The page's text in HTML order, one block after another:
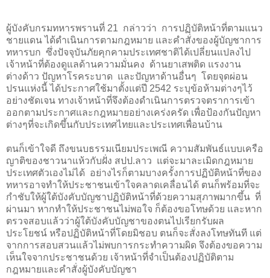
ผู้บังคับกรมทหารพรานที่ 21 กล่าวว่า การปฏิบัติหน้าที่ตามแนว
ชายแดน ได้ดำเนินการตามกฎหมาย และคำสั่งของผู้บัญชาการ
ทหารบก ซึ่งปัจจุบันภัยคุกคามประเทศชาติได้เปลี่ยนแปลงไป
เจ้าหน้าที่ต้องดูแลด้านความมั่นคง ด้านยาเสพติด แรงงาน
ต่างด้าว ปัญหาโรคระบาด และปัญหาด้านอื่นๆ โดยจุดผ่อน
ปรนแห่งนี้ ได้ประกาศใช้มาตั้งแต่ปี 2542 ระบุข้อห้ามต่างๆไว้
อย่างชัดเจน ทางเจ้าหน้าที่จึงต้องดำเนินการตรวจตราการเข้า
ออกตามประกาศและกฎหมายอย่างเคร่งครัด เพื่อป้องกันปัญหา
ต่างๆที่จะเกิดขึ้นกับประเทศไทยและประเทศเพื่อนบ้าน
ตนก็เข้าใจดี ถึงขนบธรรมเนียมประเพณี ความสัมพันธ์แบบเครือ
ญาติของชาวนาแห้วกับฝั่ง สปป.ลาว แต่จะมาละเมิดกฎหมาย
ประเทศตัวเองไม่ได้ อย่างไรก็ตามบางครั้งการปฏิบัติหน้าที่ของ
ทหารอาจทำให้ประชาชนเข้าใจคลาดเคลื่อนได้ ตนก็พร้อมที่จะ
กำชับให้ผู้ใต้บังคับบัญชาปฏิบัติหน้าที่ด้วยความสุภาพมากขึ้น ที่
ผ่านมา หากทำให้ประชาชนไม่พอใจ ก็ต้องขอโทษด้วย และหาก
ตรวจสอบแล้วว่าผู้ใต้บังคับบัญชาของตนไปเรียกรับผล
ประโยชน์ หรือปฏิบัติหน้าที่โดยมิชอบ ตนก็จะสั่งลงโทษทันที แต่
จากการสอบสวนแล้วไม่พบการกระทำความผิด จึงต้องขอความ
เห็นใจจากประชาชนด้วย เจ้าหน้าที่จำเป็นต้องปฏิบัติตาม
กฎหมายและคำสั่งผู้บังคับบัญชา